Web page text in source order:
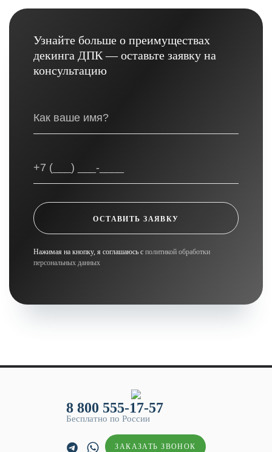
Узнайте больше о преимуществах
декинга ДПК — оставьте заявку на
консультацию
ОСТАВИТЬ ЗАЯВКУ
Нажимая на кнопку, я соглашаюсь с политикой обработки
персональных данных
8 800 555-17-57
Бесплатно по России
ЗАКАЗАТЬ ЗВОНОК